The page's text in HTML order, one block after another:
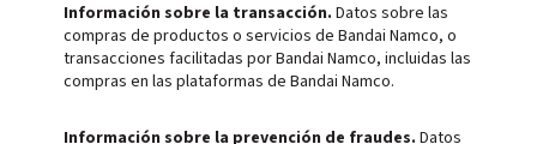
Información sobre la transacción. Datos sobre las
compras de productos o servicios de Bandai Namco, o
transacciones facilitadas por Bandai Namco, incluidas las
compras en las plataformas de Bandai Namco.
Información sobre la prevención de fraudes. Datos